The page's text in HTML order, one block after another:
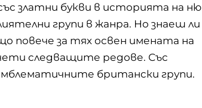
златни букви в историята на ню
групи в жанра. Но знаеш ли
повече за тях освен имената на
следващите редове. Със
британски групи.